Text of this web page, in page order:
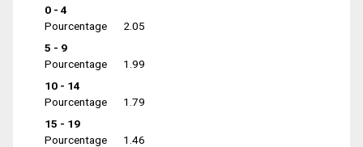
0 - 4
Pourcentage
2.05
5 - 9
Pourcentage
1.99
10 - 14
Pourcentage
1.79
15 - 19
Pourcentage
1.46